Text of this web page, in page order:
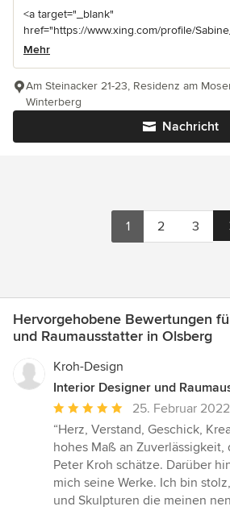
<a target="_blank"
href="https://www.xing.com/profile/
Mehr
Nachricht
Am Steinacker 21-23, Residenz am
Winterberg
1 2 3
Hervorgehobene Bewertungen
und Raumausstatter in Olsberg
Kroh-Design
Interior Designer und
Durchschnittliche
Bewertung:
5
von
5
Sternen
25. Februar 2022
“Herz, Verstand, Geschick,
hohes Maß an Zuverlässigkeit,
Peter Kroh schätze. Darüber
mich seine Werke. Ich bin
und Skulpturen die meinen